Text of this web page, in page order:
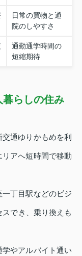
日常の買物と通
院のしやすさ
通勤通学時間の
短縮期待
らしの住み
通ゆりかもめを利
アへ短時間で移動
丁目駅などのビジ
でき、乗り換えも
やアルバイト通い